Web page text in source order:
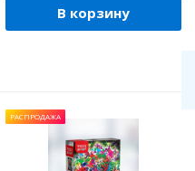
В корзину
РАСПРОДАЖА